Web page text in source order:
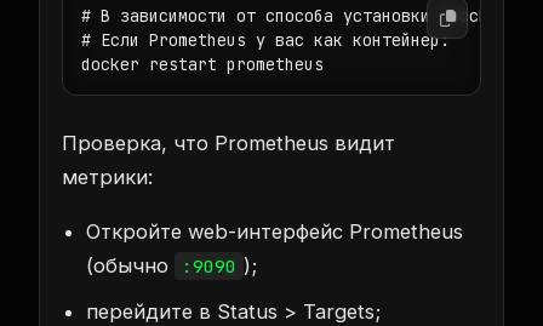
# В зависимости от способа установки (Docker/
# Если Prometheus у вас как контейнер:
docker restart prometheus
Проверка, что Prometheus видит
метрики:
Откройте web-интерфейс Prometheus
(обычно
:9090 );
перейдите в Status > Targets;